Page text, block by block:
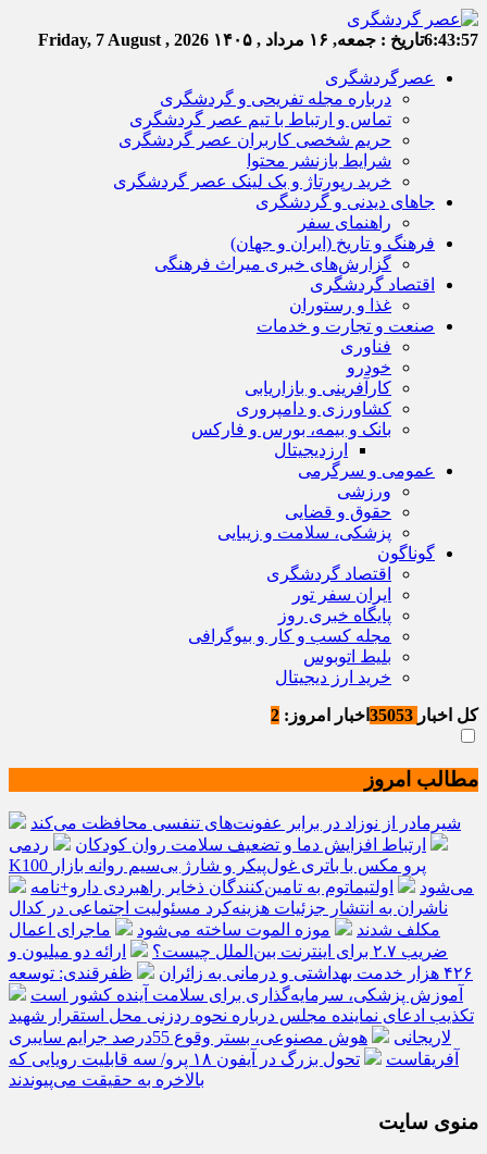
6:43:58تاریخ : جمعه, ۱۶ مرداد , ۱۴۰۵ Friday, 7 August , 2026
عصرگردشگری
درباره مجله تفریحی و گردشگری
تماس و ارتباط با تیم عصر گردشگری
حریم شخصی کاربران عصر گردشگری
شرایط بازنشر محتوا
خرید رپورتاژ و بک لینک عصر گردشگری
جاهای دیدنی و گردشگری
راهنمای سفر
فرهنگ و تاریخ (ایران و جهان)
گزارش‌های خبری میراث فرهنگی
اقتصاد گردشگری
غذا و رستوران
صنعت و تجارت و خدمات
فناوری
خودرو
کارآفرینی و بازاریابی
کشاورزی و دامپروری
بانک و بیمه، بورس و فارکس
ارزدیجیتال
عمومی و سرگرمی
ورزشی
حقوق و قضایی
پزشکی، سلامت و زیبایی
گوناگون
اقتصاد گردشگری
ایران سفر تور
پایگاه خبری روز
مجله کسب و کار و بیوگرافی
بلیط اتوبوس
خرید ارز دیجیتال
کل اخبار اخبار امروز: 2
مطالب امروز
شیرمادر از نوزاد در برابر عفونت‌های تنفسی محافظت می‌کند
ارتباط افزایش دما و تضعیف سلامت روان کودکان
ردمی
K100 پرو مکس با باتری غول‌پیکر و شارژ بی‌سیم روانه بازار
می‌شود
اولتیماتوم به تامین‌کنندگان ذخایر راهبردی دارو+نامه
ناشران به انتشار جزئیات هزینه‌کرد مسئولیت اجتماعی در کدال
مکلف شدند
موزه الموت ساخته می‌شود
ماجرای اعمال
ضریب ۲.۷ برای اینترنت بین‌الملل چیست؟
ارائه دو میلیون و
۴۲۶ هزار خدمت بهداشتی و درمانی به زائران
ظفرقندی: توسعه
آموزش پزشکی، سرمایه‌گذاری برای سلامت آینده کشور است
تکذیب ادعای نماینده مجلس درباره نحوه ردزنی محل استقرار شهید
لاریجانی
هوش مصنوعی، بستر وقوع 55درصد جرایم سایبری
آفریقاست
تحول بزرگ در آیفون ۱۸ پرو/ سه قابلیت رویایی که
بالاخره به حقیقت می‌پیوندند
منوی سایت